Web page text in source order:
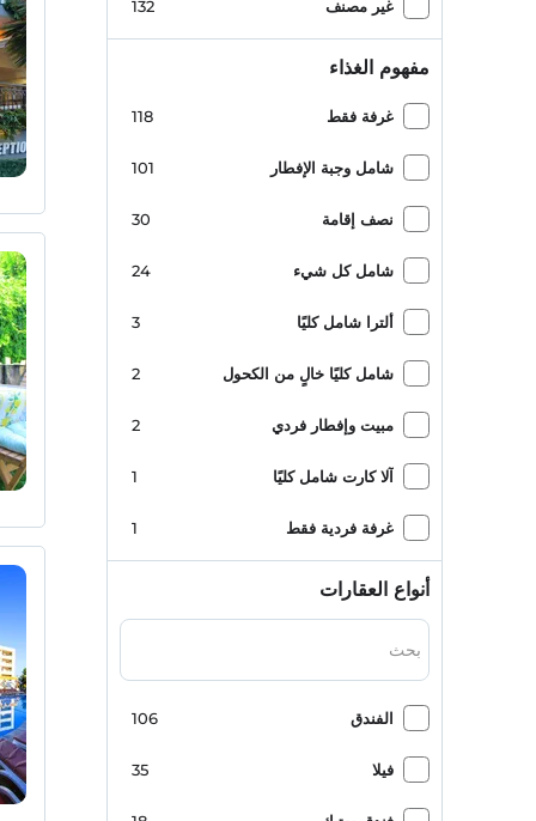
غير مصنف 132
مفهوم الغذاء
غرفة فقط 118
شامل وجبة الإفطار 101
نصف إقامة 30
شامل كل شيء 24
ألترا شامل كليًا 3
شامل كليًا خالٍ من الكحول 2
مبيت وإفطار فردي 2
آلا كارت شامل كليًا 1
غرفة فردية فقط 1
أنواع العقارات
الفندق 106
فيلا 35